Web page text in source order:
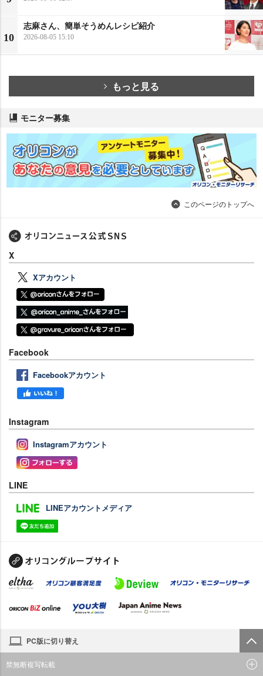
10
志麻さん、簡単そうめんレシピ紹介
2026-08-05 15:10
もっと見る
モニター募集
このページのトップへ
X
Xアカウント
Facebook
Facebookアカウント
Instagram
Instagramアカウント
LINE
LINEアカウントメディア
PC版に切り替え
禁無断複写転載